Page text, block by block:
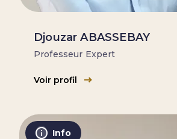
Djouzar ABASSEBAY
Professeur Expert
Voir profil
Info